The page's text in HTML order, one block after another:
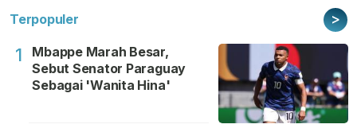
Terpopuler >
1
Mbappe Marah Besar,
Sebut Senator Paraguay
Sebagai 'Wanita Hina'